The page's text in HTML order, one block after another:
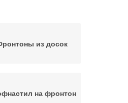
из досок
на фронтон